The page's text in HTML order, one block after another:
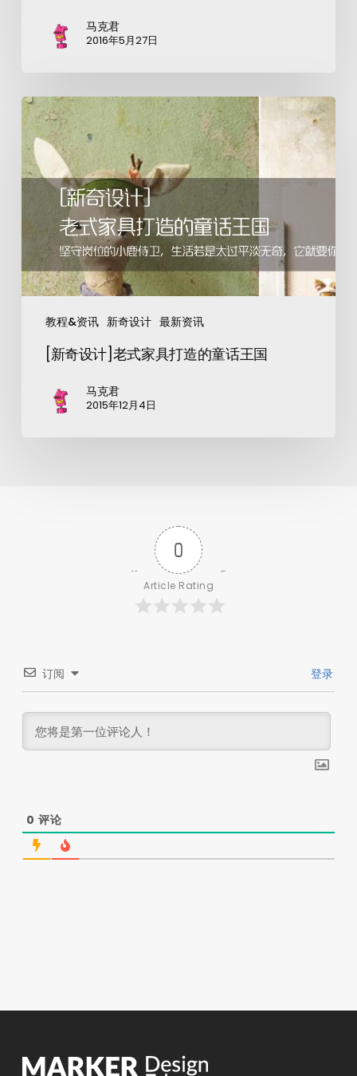
马克君
2016年5月27日
教程&资讯 新奇设计 最新资讯
[新奇设计]老式家具打造的童话王国
马克君
2015年12月4日
0
Article Rating
订阅 登录
0 评论